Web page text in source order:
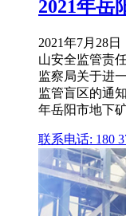
2021年岳
2021年7月28
山安全监管责
监察局关于进
监管盲区的通
年岳阳市地下
联系电话: 180